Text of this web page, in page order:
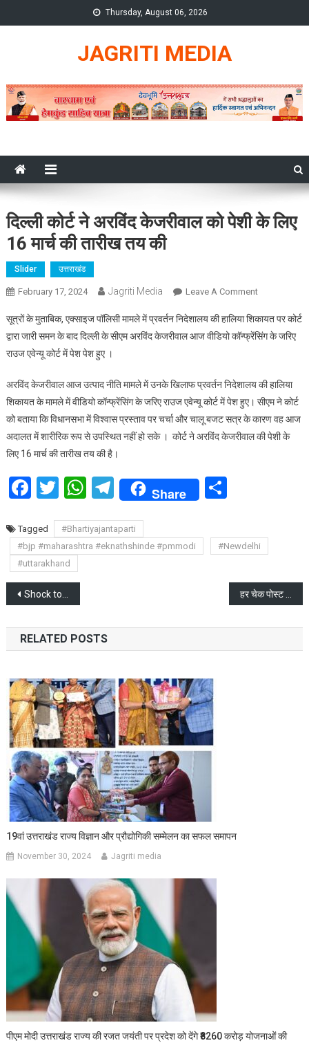
to
Thursday, August 06, 2026
JAGRITI MEDIA
दिल्ली कोर्ट ने अरविंद केजरीवाल को पेशी के लिए
16 मार्च की तारीख तय की
Slider उत्तराखंड
February 17, 2024 Jagriti Media Leave A CommentOn
कोर्ट
ने
को
पेशी
के
लिए
सूत्रों के मुताबिक, एक्साइज पॉलिसी मामले में प्रवर्तन निदेशालय की हालिया शिकायत पर कोर्ट
द्वारा जारी समन के बाद दिल्ली के सीएम अरविंद केजरीवाल आज वीडियो कॉन्फ्रेंसिंग के जरिए
राउज एवेन्यू कोर्ट में पेश पेश हुए ।
अरविंद केजरीवाल आज उत्पाद नीति मामले में उनके खिलाफ प्रवर्तन निदेशालय की हालिया
शिकायत के मामले में वीडियो कॉन्फ्रेंसिंग के जरिए राउज एवेन्यू कोर्ट में पेश हुए। सीएम ने कोर्ट
को बताया कि विधानसभा में विश्वास प्रस्ताव पर चर्चा और चालू बजट सत्र के कारण वह आज
अदालत में शारीरिक रूप से उपस्थित नहीं हो सके । कोर्ट ने अरविंद केजरीवाल की पेशी के
लिए 16 मार्च की तारीख तय की है।
Facebook
Twitter
WhatsApp
Telegram
Share Share
Tagged
#Bhartiyajantaparti
#bjp #maharashtra #eknathshinde #pmmodi
#Newdelhi
#uttarakhand
Post
navigation
Shock to BSP supremo Mayawati, rebellion in the party, BSP MP may join BJP
RELATED POSTS
19वां उत्तराखंड राज्य विज्ञान और प्रौद्योगिकी सम्मेलन का सफल समापन
November 30, 2024 Jagriti media
पीएम मोदी उत्तराखंड राज्य की रजत जयंती पर प्रदेश को देंगे ₹8260 करोड़ योजनाओं की